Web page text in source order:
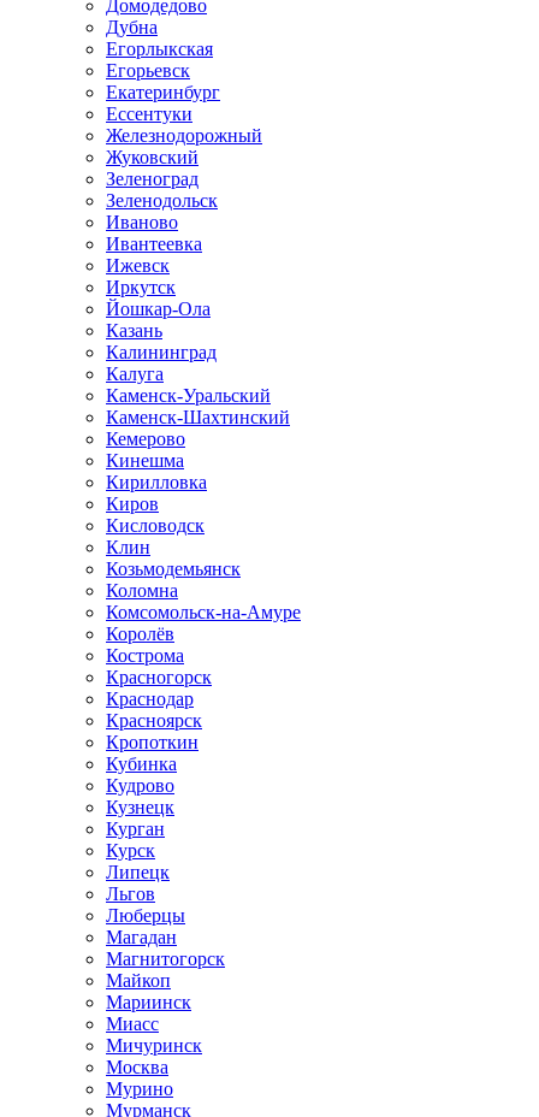
Домодедово
Дубна
Егорлыкская
Егорьевск
Екатеринбург
Ессентуки
Железнодорожный
Жуковский
Зеленоград
Зеленодольск
Иваново
Ивантеевка
Ижевск
Иркутск
Йошкар-Ола
Казань
Калининград
Калуга
Каменск-Уральский
Каменск-Шахтинский
Кемерово
Кинешма
Кирилловка
Киров
Кисловодск
Клин
Козьмодемьянск
Коломна
Комсомольск-на-Амуре
Королёв
Кострома
Красногорск
Краснодар
Красноярск
Кропоткин
Кубинка
Кудрово
Кузнецк
Курган
Курск
Липецк
Льгов
Люберцы
Магадан
Магнитогорск
Майкоп
Мариинск
Миасс
Мичуринск
Москва
Мурино
Мурманск